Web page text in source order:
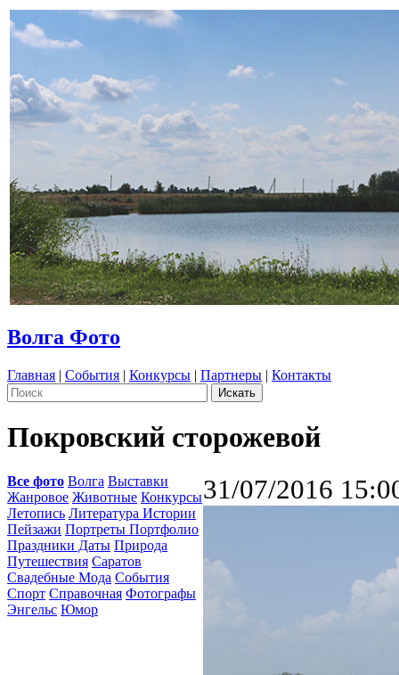
Волга Фото
Главная | События | Конкурсы | Партнеры | Контакты
Покровский сторожевой
Все фото Волга Выставки
Жанровое Животные Конкурсы
Летопись Литература Истории
Пейзажи Портреты Портфолио
Праздники Даты Природа
Путешествия Саратов
Свадебные Мода События
Спорт Справочная Фотографы
Энгельс Юмор
31/07/2016